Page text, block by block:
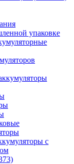
упаковке
с